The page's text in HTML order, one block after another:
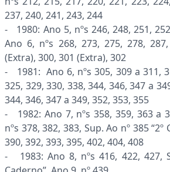
237, 240, 241, 243, 244
- 1980: Ano 5, nºs 246, 248, 251,
Ano 6, nºs 268, 273, 275, 278,
(Extra), 300, 301 (Extra), 302
- 1981: Ano 6, nºs 305, 309 a 311,
325, 329, 330, 338, 344, 346, 347 a
344, 346, 347 a 349, 352, 353, 355
- 1982: Ano 7, nºs 358, 359, 363 a
nºs 378, 382, 383, Sup. Ao nº 385 “2º
390, 392, 393, 395, 402, 404, 408
- 1983: Ano 8, nºs 416, 422, 427,